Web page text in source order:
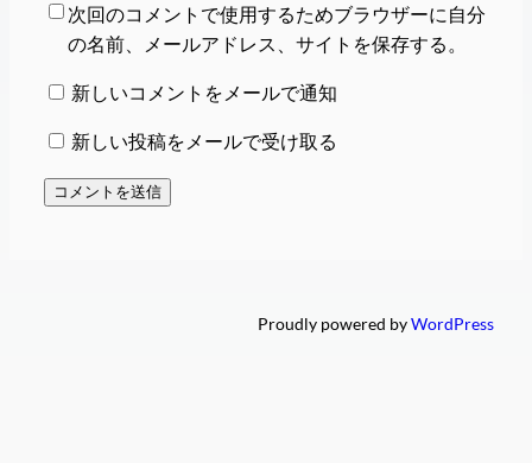
次回のコメントで使用するためブラウザーに自分
の名前、メールアドレス、サイトを保存する。
新しいコメントをメールで通知
新しい投稿をメールで受け取る
Proudly powered byWordPress